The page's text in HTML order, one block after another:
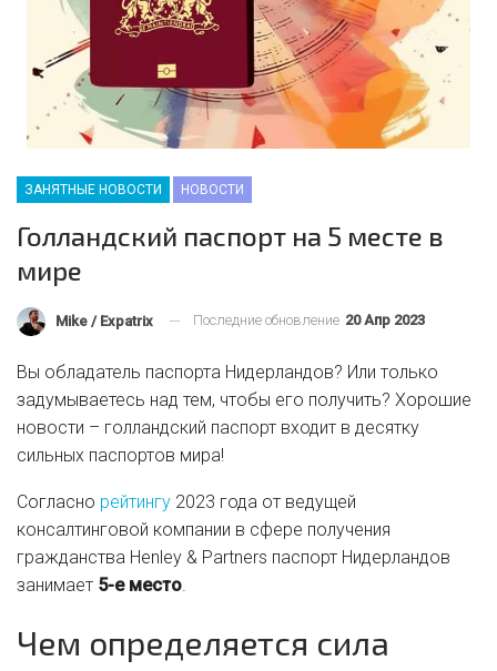
ЗАНЯТНЫЕ НОВОСТИ НОВОСТИ
Голландский паспорт на 5 месте в
мире
Mike / Expatrix Последние обновление 20 Апр 2023
Вы обладатель паспорта Нидерландов? Или только
задумываетесь над тем, чтобы его получить? Хорошие
новости – голландский паспорт входит в десятку
сильных паспортов мира!
Согласно рейтингу 2023 года от ведущей
консалтинговой компании в сфере получения
гражданства Henley & Partners паспорт Нидерландов
занимает 5-е место
Чем определяется сила